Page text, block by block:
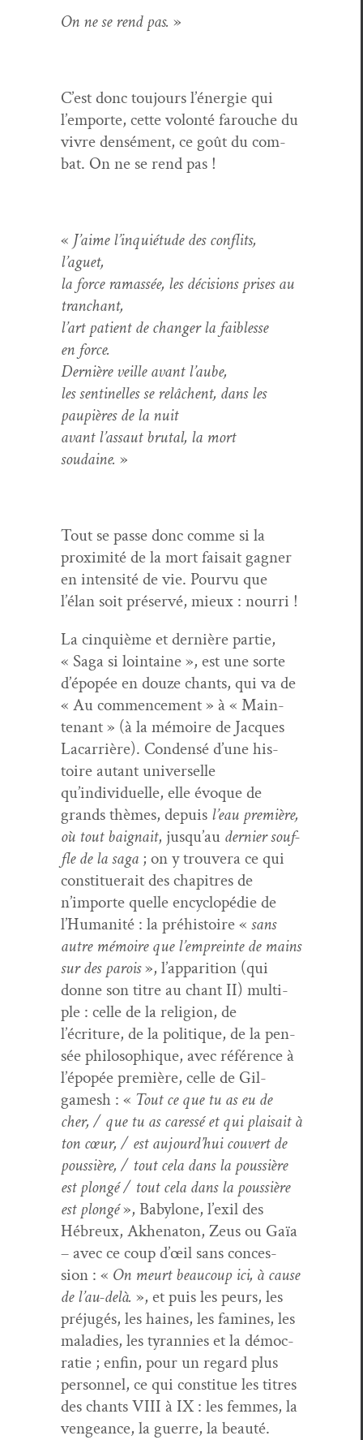
On ne se rend pas. »
C’est donc tou­jours l’énergie qui
l’emporte, cette volon­té farouche du
vivre den­sé­ment, ce goût du com­
bat. On ne se rend pas !
« J’aime l’inquiétude des con­flits,
l’aguet,
la force ramassée, les déci­sions pris­es au
tranchant,
l’art patient de chang­er la faib­lesse
en force.
Dernière veille avant l’aube,
les sen­tinelles se relâchent, dans les
paupières de la nuit
avant l’assaut bru­tal, la mort
soudaine. »
Tout se passe donc comme si la
prox­im­ité de la mort fai­sait gag­n­er
en inten­sité de vie. Pourvu que
l’élan soit préservé, mieux : nourri !
La cinquième et dernière par­tie,
« Saga si loin­taine », est une sorte
d’épopée en douze chants, qui va de
« Au com­mence­ment » à « Main­
tenant » (à la mémoire de Jacques
Lacar­rière). Con­den­sé d’une his­
toire autant uni­verselle
qu’individuelle, elle évoque de
grands thèmes, depuis l’eau pre­mière,
où tout baig­nait, jusqu’au dernier souf­
fle de la saga ; on y trou­vera ce qui
con­stituerait des chapitres de
n’importe quelle ency­clopédie de
l’Humanité : la préhis­toire « sans
autre mémoire que l’empreinte de mains
sur des parois», l’apparition (qui
donne son titre au chant II) mul­ti­
ple : celle de la reli­gion, de
l’écriture, de la poli­tique, de la pen­
sée philosophique, avec référence à
l’épopée pre­mière, celle de Gil­
gamesh : « Tout ce que tu as eu de
cher, / que tu as caressé et qui plai­sait à
ton cœur, / est aujourd’hui cou­vert de
pous­sière, / tout cela dans la pous­sière
est plongé / tout cela dans la pous­sière
est plongé», Baby­lone, l’exil des
Hébreux, Akhen­aton, Zeus ou Gaïa
– avec ce coup d’œil sans con­ces­
sion : « On meurt beau­coup ici, à cause
de l’au-delà. », et puis les peurs, les
préjugés, les haines, les famines, les
mal­adies, les tyran­nies et la démoc­
ra­tie ; enfin, pour un regard plus
per­son­nel, ce qui con­stitue les titres
des chants VIII à IX : les femmes, la
vengeance, la guerre, la beauté.